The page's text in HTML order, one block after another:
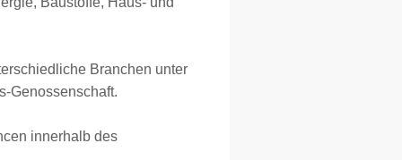
Branchen unter
Genossenschaft.
innerhalb des